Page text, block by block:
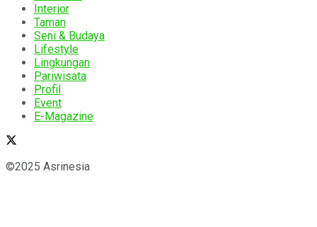
Interior
Taman
Seni & Budaya
Lifestyle
Lingkungan
Pariwisata
Profil
Event
E-Magazine
©2025 Asrinesia